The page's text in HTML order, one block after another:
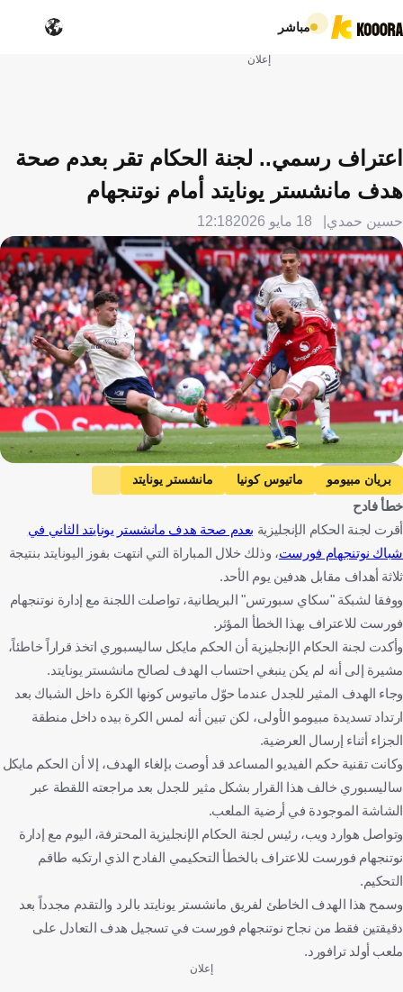
مباشر
إعلان
اعتراف رسمي.. لجنة الحكام تقر بعدم صحة
هدف مانشستر يونايتد أمام نوتنجهام
حسين حمدي 18 مايو 2026 12:18
Getty Images
بريان مبيومو ماتيوس كونيا
مانشستر يونايتد
نوتنجهام فوريست
البرازيل
إنجلترا كرة قدم
خطأ فادح
أقرت لجنة الحكام الإنجليزية بعدم صحة هدف مانشستر يونايتد الثاني في
شباك نوتنجهام فورست، وذلك خلال المباراة التي انتهت بفوز اليونايتد بنتيجة
ثلاثة أهداف مقابل هدفين يوم الأحد.
ووفقا لشبكة "سكاي سبورتس" البريطانية، تواصلت اللجنة مع إدارة نوتنجهام
فورست للاعتراف بهذا الخطأ المؤثر.
وأكدت لجنة الحكام الإنجليزية أن الحكم مايكل ساليسبوري اتخذ قراراً خاطئاً،
مشيرة إلى أنه لم يكن ينبغي احتساب الهدف لصالح مانشستر يونايتد.
وجاء الهدف المثير للجدل عندما حوّل ماتيوس كونها الكرة داخل الشباك بعد
ارتداد تسديدة مبيومو الأولى، لكن تبين أنه لمس الكرة بيده داخل منطقة
الجزاء أثناء إرسال العرضية.
وكانت تقنية حكم الفيديو المساعد قد أوصت بإلغاء الهدف، إلا أن الحكم مايكل
ساليسبوري خالف هذا القرار بشكل مثير للجدل بعد مراجعته اللقطة عبر
الشاشة الموجودة في أرضية الملعب.
وتواصل هوارد ويب، رئيس لجنة الحكام الإنجليزية المحترفة، اليوم مع إدارة
نوتنجهام فورست للاعتراف بالخطأ التحكيمي الفادح الذي ارتكبه طاقم
التحكيم.
وسمح هذا الهدف الخاطئ لفريق مانشستر يونايتد بالرد والتقدم مجدداً بعد
دقيقتين فقط من نجاح نوتنجهام فورست في تسجيل هدف التعادل على
ملعب أولد ترافورد.
إعلان